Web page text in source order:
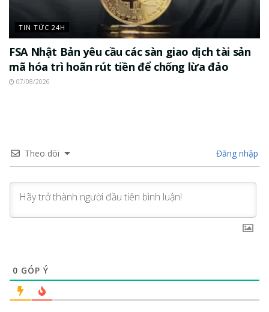
TIN TỨC 24H
FSA Nhật Bản yêu cầu các sàn giao dịch tài sản
mã hóa trì hoãn rút tiền để chống lừa đảo
07/08/2026
Theo dõi Đăng nhập
0 GÓP Ý